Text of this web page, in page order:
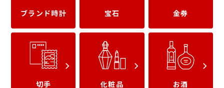
フェンディ フェラガモ
ブランド時計 宝石 金券
切手 化粧品 お酒